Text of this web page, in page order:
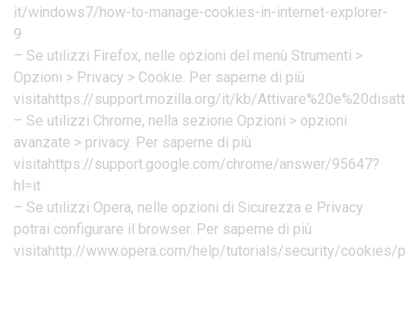
it/windows7/how-to-manage-cookies-in-internet-explorer-
9
– Se utilizzi Firefox, nelle opzioni del menù Strumenti >
Opzioni > Privacy > Cookie. Per saperne di più
visitahttps://support.mozilla.org/it/kb/
– Se utilizzi Chrome, nella sezione Opzioni > opzioni
avanzate > privacy. Per saperne di più
visitahttps://support.google.com/chrome/answer/95647?
hl=it
– Se utilizzi Opera, nelle opzioni di Sicurezza e Privacy
potrai configurare il browser. Per saperne di più
visitahttp://www.opera.com/help/tutorials/security/